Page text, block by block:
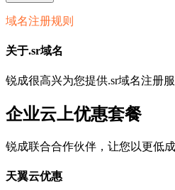
域名注册规则
关于.sr域名
锐成很高兴为您提供.sr域名注册服
企业云上优惠套餐
锐成联合合作伙伴，让您以更低
天翼云优惠